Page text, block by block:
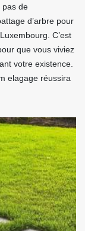
pas de
d’arbre pour
C’est
que vous viviez
votre existence.
elagage réussira